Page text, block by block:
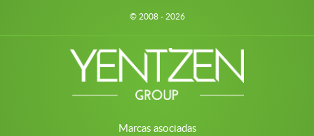
© 2008 - 2026
Marcas asociadas